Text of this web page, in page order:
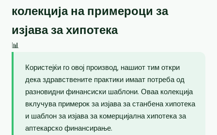
колекција на примероци за
изјава за хипотека
📊
Користејќи го овој производ, нашиот тим откри
дека здравствените практики имаат потреба од
разновидни финансиски шаблони. Оваа колекција
вклучува примерок за изјава за станбена хипотека
и шаблон за изјава за комерцијална хипотека за
аптекарско финансирање.